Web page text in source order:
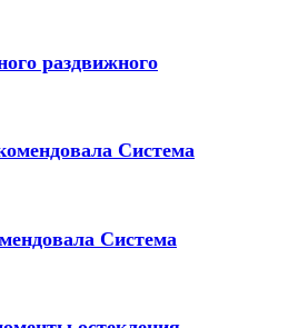
раздвижного
Система